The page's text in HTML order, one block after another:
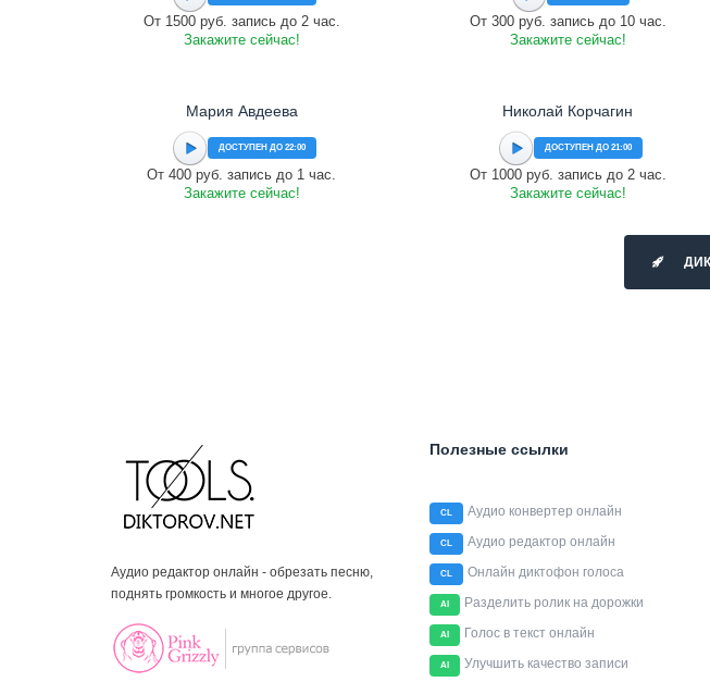
От 1500 руб. запись до 2 час.
Закажите сейчас!
От 300 руб. запись до 10 час.
Закажите сейчас!
Мария Авдеева
ДОСТУПЕН ДО 22:00
От 400 руб. запись до 1 час.
Закажите сейчас!
Николай Корчагин
ДОСТУПЕН ДО 21:00
От 1000 руб. запись до 2 час.
Закажите сейчас!
Аудио редактор онлайн - обрезать песню,
поднять громкость и многое другое.
Полезные ссылки
CL Аудио конвертер онлайн
CL Аудио редактор онлайн
CL Онлайн диктофон голоса
AI Разделить ролик на дорожки
AI Голос в текст онлайн
AI Улучшить качество записи